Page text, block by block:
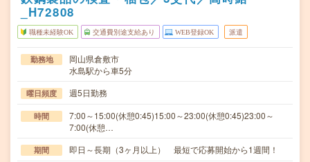
_H72808
職種未経験OK 交通費別途支給あり WEB登録OK 派遣
勤務地
岡山県倉敷市
水島駅から車5分
曜日頻度 週5日勤務
時間
7:00～15:00(休憩0:45)15:00～23:00(休憩0:45)23:00～
7:00(休憩…
期間 即日～長期（3ヶ月以上） 最短で応募開始から1週間！